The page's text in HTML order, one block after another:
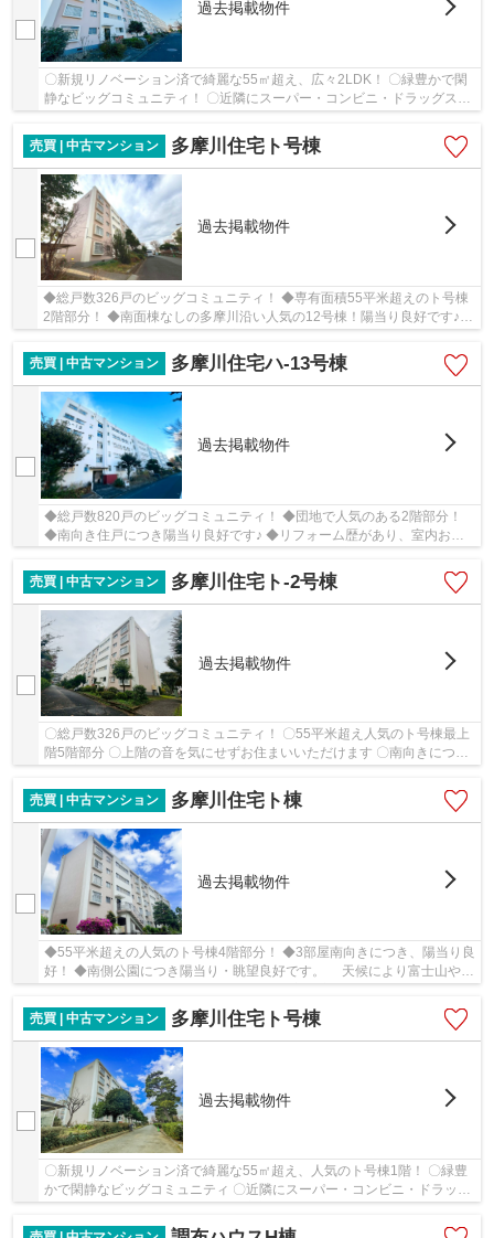
過去掲載物件
〇新規リノベーション済で綺麗な55㎡超え、広々2LDK！ 〇緑豊かで閑
静なビッグコミュニティ！ 〇近隣にスーパー・コンビニ・ドラッグスト
ア・郵便局などがあり、住環境良好！ 〇南向き...
売買 | 中古マンション
多摩川住宅ト号棟
過去掲載物件
◆総戸数326戸のビッグコミュニティ！ ◆専有面積55平米超えのト号棟
2階部分！ ◆南面棟なしの多摩川沿い人気の12号棟！陽当り良好です♪
◆リフォーム歴があり、室内大変お綺麗です♪ ◆吊戸...
売買 | 中古マンション
多摩川住宅ハ-13号棟
過去掲載物件
◆総戸数820戸のビッグコミュニティ！ ◆団地で人気のある2階部分！
◆南向き住戸につき陽当り良好です♪ ◆リフォーム歴があり、室内お綺
売買 | 中古マンション
多摩川住宅ト-2号棟
過去掲載物件
〇総戸数326戸のビッグコミュニティ！ 〇55平米超え人気のト号棟最上
階5階部分 〇上階の音を気にせずお住まいいただけます 〇南向きにつき
売買 | 中古マンション
多摩川住宅ト棟
過去掲載物件
◆55平米超えの人気のト号棟4階部分！ ◆3部屋南向きにつき、陽当り良
好！ ◆南側公園につき陽当り・眺望良好です。 天候により富士山や花
売買 | 中古マンション
多摩川住宅ト号棟
過去掲載物件
〇新規リノベーション済で綺麗な55㎡超え、人気のト号棟1階！ 〇緑豊
かで閑静なビッグコミュニティ 〇近隣にスーパー・コンビニ・ドラッグ